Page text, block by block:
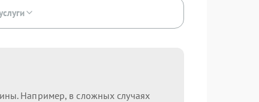
Например, в сложных случаях